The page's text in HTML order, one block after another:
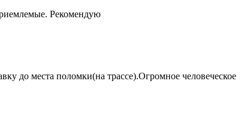
Рекомендую
до места поломки(на трассе).Огромное человеческое